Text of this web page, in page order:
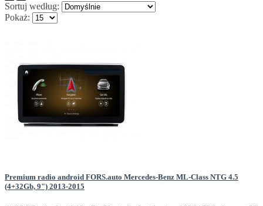
Sortuj według:
Pokaż:
Premium radio android FORS.auto Mercedes-Benz ML-Class NTG 4.5
(4+32Gb, 9") 2013-2015